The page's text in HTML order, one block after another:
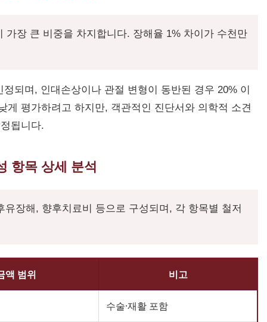
장 큰 비중을 차지합니다. 장해율 1% 차이가 수천만
되며, 인대손상이나 관절 변형이 동반된 경우 20% 이
평가하려고 하지만, 객관적인 진단서와 의학적 소견
됩니다.
항목 상세 분석
장해, 향후치료비 등으로 구성되며, 각 항목별 철저
액 범위 비고
수술·재활 포함